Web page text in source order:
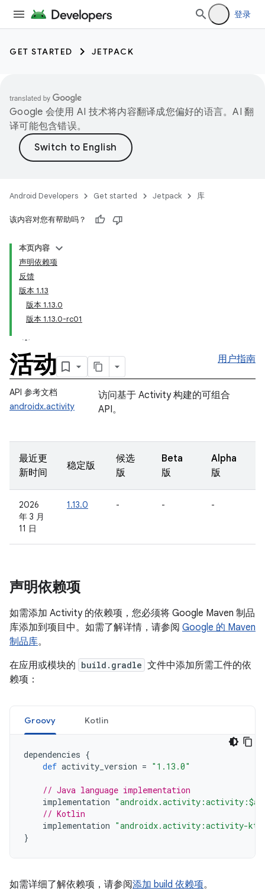
登录
GET STARTED JETPACK
Google 会使用 AI 技术将内容翻译成您偏好的语言。AI 翻
译可能包含错误。
Android Developers Get started Jetpack 库
该内容对您有帮助吗？
本页内容
声明依赖项
反馈
版本 1.13
版本 1.13.0
版本 1.13.0-rc01
活动 用户指南
API 参考文档
androidx.activity
访问基于 Activity 构建的可组合
API。
最近更
新时间
稳定版
候选
版
Beta
版
Alpha
版
2026
年 3 月
11 日
1.13.0 - - -
声明依赖项
如需添加 Activity 的依赖项，您必须将 Google Maven 制品
库添加到项目中。如需了解详情，请参阅 Google 的 Maven
制品库。
在应用或模块的 build.gradle 文件中添加所需工件的依
赖项：
Groovy Kotlin
dependencies {
def activity_version = "1.13.0"
// Java language implementation
implementation
// Kotlin
implementation "androidx.activity:activity-
}
如需详细了解依赖项，请参阅添加 build 依赖项。